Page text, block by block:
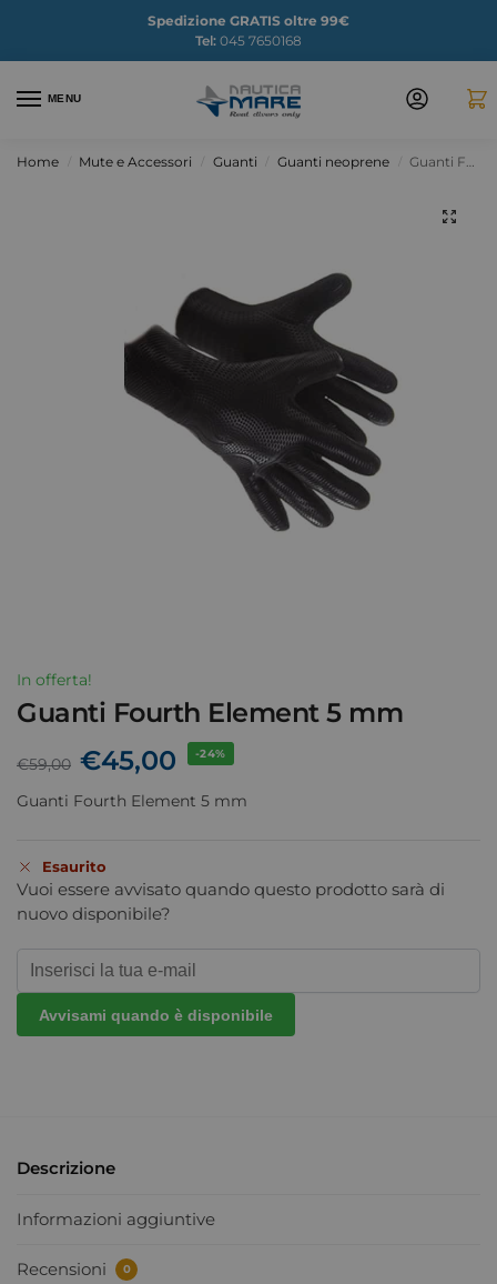
Spedizione GRATIS oltre 99€
Tel: 045 7650168
MENU
Home Mute e Accessori Guanti Guanti neoprene Guanti Fourth Element 5 mm
In offerta!
Guanti Fourth Element 5 mm
€59,00 €45,00 -24%
Guanti Fourth Element 5 mm
Esaurito
Vuoi essere avvisato quando questo prodotto sarà di
nuovo disponibile?
Avvisami quando è disponibile
Descrizione
Informazioni aggiuntive
Recensioni 0